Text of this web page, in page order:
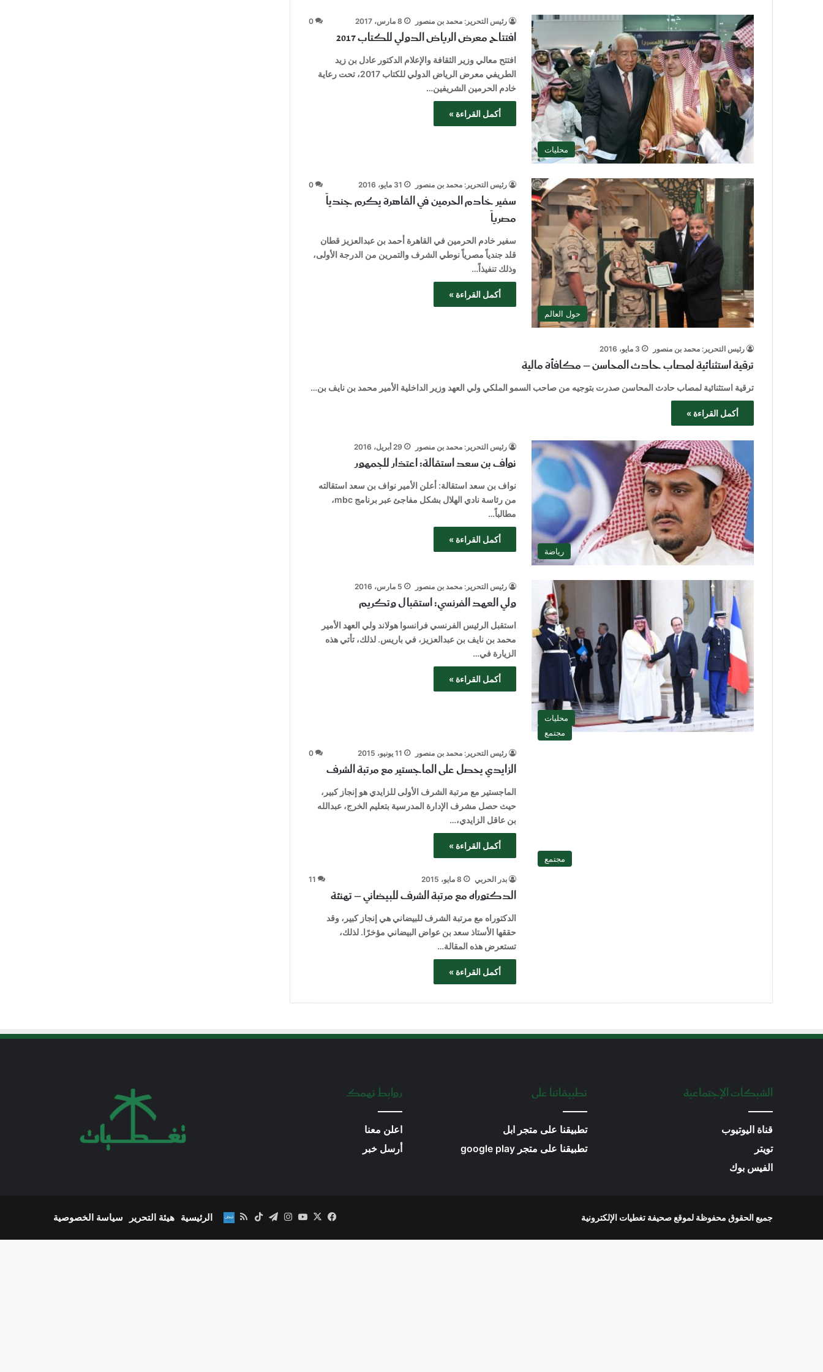
محليات
رئيس التحرير: محمد بن منصور 8 مارس، 2017 0
افتتاح معرض الرياض الدولي للكتاب 2017
افتتح معالي وزير الثقافة والإعلام الدكتور عادل بن زيد
الطريفي معرض الرياض الدولي للكتاب 2017، تحت رعاية
خادم الحرمين الشريفين…
أكمل القراءة »
حول العالم
رئيس التحرير: محمد بن منصور 31 مايو، 2016 0
سفير خادم الحرمين في القاهرة يكرم جندياً
مصرياً
سفير خادم الحرمين في القاهرة أحمد بن عبدالعزيز قطان
قلد جندياً مصرياً نوطي الشرف والتمرين من الدرجة الأولى،
وذلك تنفيذاً…
أكمل القراءة »
رئيس التحرير: محمد بن منصور 3 مايو، 2016
ترقية استثنائية لمصاب حادث المحاسن – مكافأة مالية
ترقية استثنائية لمصاب حادث المحاسن صدرت بتوجيه من صاحب السمو الملكي ولي العهد وزير الداخلية الأمير محمد بن نايف بن…
أكمل القراءة »
رياضة
رئيس التحرير: محمد بن منصور 29 أبريل، 2016
نواف بن سعد استقالة: اعتذار للجمهور
نواف بن سعد استقالة: أعلن الأمير نواف بن سعد استقالته
من رئاسة نادي الهلال بشكل مفاجئ عبر برنامج mbc،
مطالباً…
أكمل القراءة »
محليات
رئيس التحرير: محمد بن منصور 5 مارس، 2016
ولي العهد الفرنسي: استقبال وتكريم
استقبل الرئيس الفرنسي فرانسوا هولاند ولي العهد الأمير
محمد بن نايف بن عبدالعزيز، في باريس. لذلك، تأتي هذه
الزيارة في…
أكمل القراءة »
مجتمع
رئيس التحرير: محمد بن منصور 11 يونيو، 2015 0
الزايدي يحصل على الماجستير مع مرتبة الشرف
الماجستير مع مرتبة الشرف الأولى للزايدي هو إنجاز كبير،
حيث حصل مشرف الإدارة المدرسية بتعليم الخرج، عبدالله
بن عاقل الزايدي،…
أكمل القراءة »
مجتمع
بدر الحربي 8 مايو، 2015 11
الدكتوراه مع مرتبة الشرف للبيضاني – تهنئة
الدكتوراه مع مرتبة الشرف للبيضاني هي إنجاز كبير، وقد
حققها الأستاذ سعد بن عواض البيضاني مؤخرًا. لذلك،
تستعرض هذه المقالة…
أكمل القراءة »
الشبكات الإجتماعية
قناة اليوتيوب
تويتر
الفيس بوك
تطبيقاتنا على
تطبيقنا على متجر ابل
تطبيقنا على متجر google play
روابط تهمك
اعلن معنا
أرسل خبر
جميع الحقوق محفوظة لموقع صحيفة تغطيات الإلكترونية الرئيسية هيئة التحرير سياسة الخصوصية فيسبوك
‫X
‫YouTube
انستقرام
تيلقرام‫TikTok
ملخص نبض